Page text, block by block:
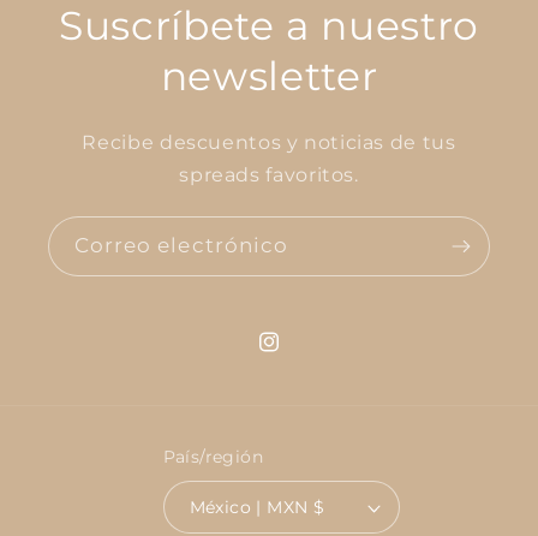
Suscríbete a nuestro
newsletter
Recibe descuentos y noticias de tus
spreads favoritos.
Correo electrónico
Instagram
País/región
México | MXN $